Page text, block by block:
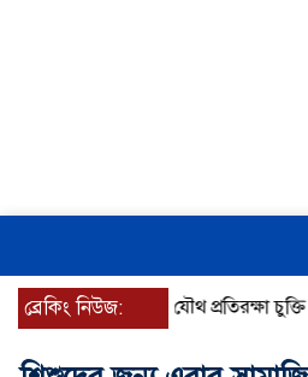
ব্রেকিং নিউজ: যৌথ প্রতিরক্ষা চুক্তি